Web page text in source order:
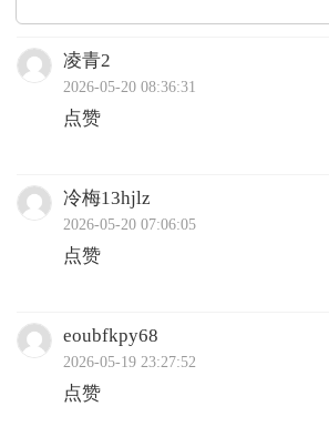
凌青2
2026-05-20 08:36:31
点赞
冷梅13hjlz
2026-05-20 07:06:05
点赞
eoubfkpy68
2026-05-19 23:27:52
点赞